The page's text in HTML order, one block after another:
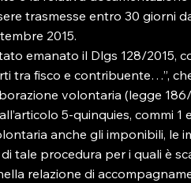
trasmesse entro 30 giorni
2015.
emanato il Dlgs 128/2015,
tra fisco e contribuente…”,
volontaria (legge
5-quinquies, commi 1
anche gli imponibili, le
tale procedura per i quali è
relazione di